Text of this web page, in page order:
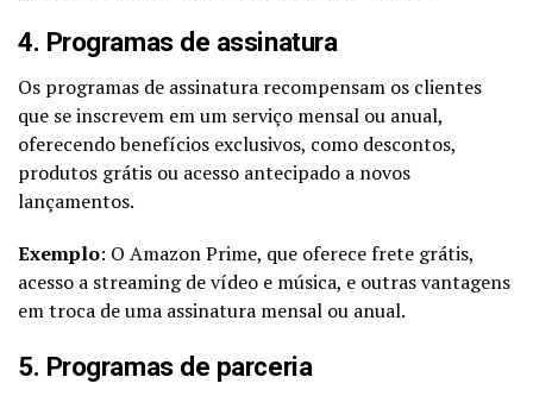
4. Programas de assinatura
Os programas de assinatura recompensam os clientes
que se inscrevem em um serviço mensal ou anual,
oferecendo benefícios exclusivos, como descontos,
produtos grátis ou acesso antecipado a novos
lançamentos.
Exemplo: O Amazon Prime, que oferece frete grátis,
acesso a streaming de vídeo e música, e outras vantagens
em troca de uma assinatura mensal ou anual.
5. Programas de parceria